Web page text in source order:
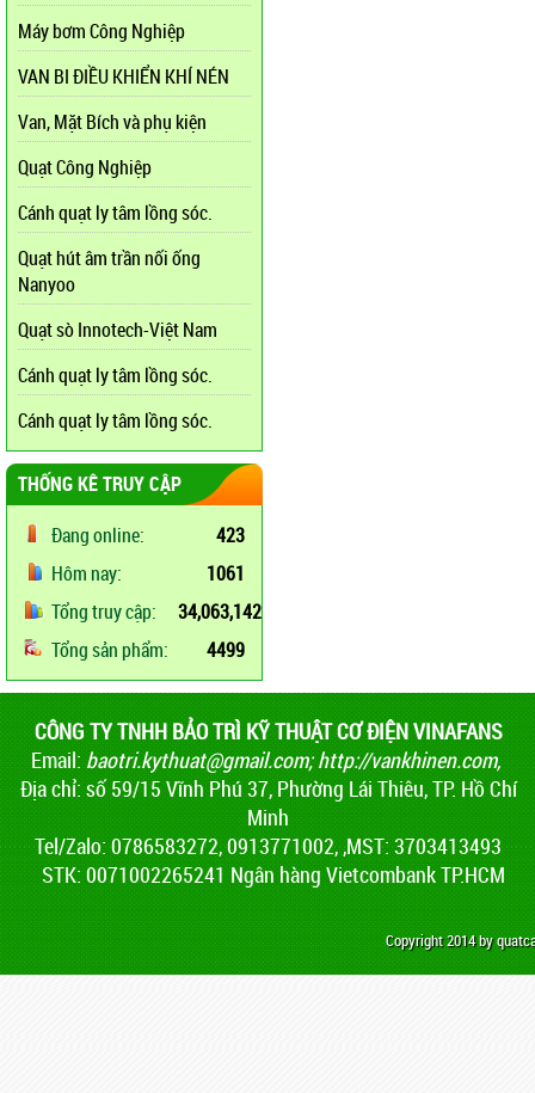
Máy bơm Công Nghiệp
VAN BI ĐIỀU KHIỂN KHÍ NÉN
Van, Mặt Bích và phụ kiện
Quạt Công Nghiệp
Cánh quạt ly tâm lồng sóc.
Quạt hút âm trần nối ống
Nanyoo
Quạt sò Innotech-Việt Nam
Cánh quạt ly tâm lồng sóc.
Cánh quạt ly tâm lồng sóc.
THỐNG KÊ TRUY CẬP
Đang online:
423
Hôm nay:
1061
Tổng truy cập:
34,063,142
Tổng sản phẩm:
4499
CÔNG TY TNHH BẢO TRÌ KỸ THUẬT CƠ ĐIỆN VINAFANS
Email: baotri.kythuat@gmail.com;http://vankhinen.com,
Địa chỉ: số 59/15 Vĩnh Phú 37, Phường Lái Thiêu, TP. Hồ Chí
Minh
Tel/Zalo: 0786583272, 0913771002, ,MST: 3703413493
STK: 0071002265241 Ngân hàng Vietcombank TP.HCM
Copyright 2014 by